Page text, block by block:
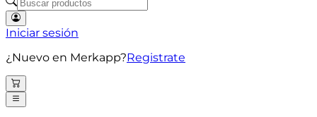
Iniciar sesión
¿Nuevo en Merkapp?Registrate